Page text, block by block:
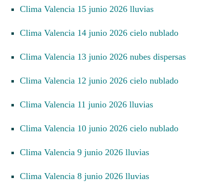
Clima Valencia 15 junio 2026 lluvias
Clima Valencia 14 junio 2026 cielo nublado
Clima Valencia 13 junio 2026 nubes dispersas
Clima Valencia 12 junio 2026 cielo nublado
Clima Valencia 11 junio 2026 lluvias
Clima Valencia 10 junio 2026 cielo nublado
Clima Valencia 9 junio 2026 lluvias
Clima Valencia 8 junio 2026 lluvias